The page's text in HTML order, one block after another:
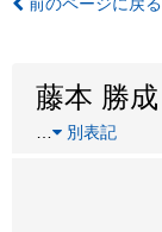
藤本 勝成
別表記